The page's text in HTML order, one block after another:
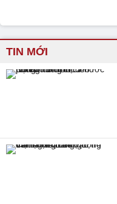
TIN MỚI